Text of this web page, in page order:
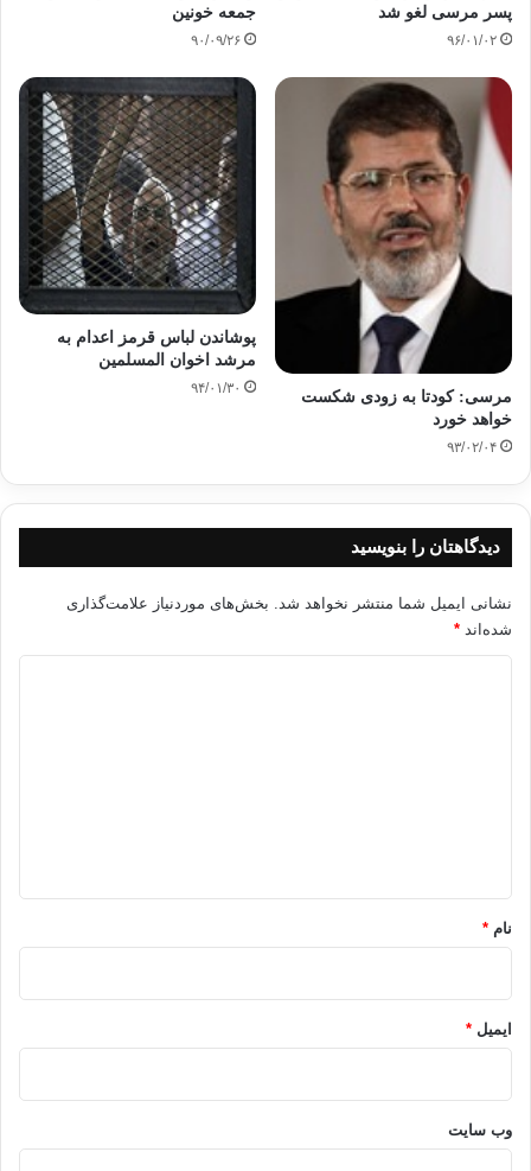
پسر مرسی لغو شد
۹۶/۰۱/۰۲
جمعه خونین
۹۰/۰۹/۲۶
مرسی: کودتا به زودی شکست
خواهد خورد
۹۳/۰۲/۰۴
پوشاندن لباس قرمز اعدام به
مرشد اخوان المسلمین
۹۴/۰۱/۳۰
دیدگاهتان را بنویسید
نشانی ایمیل شما منتشر نخواهد شد. بخش‌های موردنیاز علامت‌گذاری
شده‌اند *
نام *
ایمیل *
وب‌ سایت